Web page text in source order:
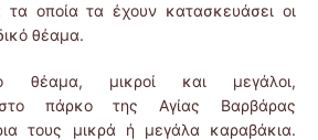
οποία τα έχουν κατασκευάσει οι
θέαμα.
θέαμα, μικροί και μεγάλοι,
στο πάρκο της Αγίας Βαρβάρας
τους μικρά ή μεγάλα καραβάκια.